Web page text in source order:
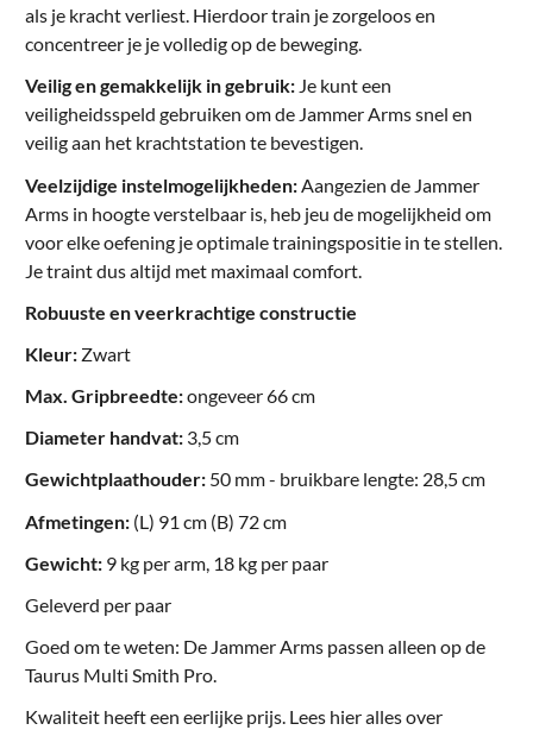
als je kracht verliest. Hierdoor train je zorgeloos en
concentreer je je volledig op de beweging.
Veilig en gemakkelijk in gebruik: Je kunt een
veiligheidsspeld gebruiken om de Jammer Arms snel en
veilig aan het krachtstation te bevestigen.
Veelzijdige instelmogelijkheden: Aangezien de Jammer
Arms in hoogte verstelbaar is, heb jeu de mogelijkheid om
voor elke oefening je optimale trainingspositie in te stellen.
Je traint dus altijd met maximaal comfort.
Robuuste en veerkrachtige constructie
Kleur:Zwart
Max. Gripbreedte:ongeveer 66 cm
Diameter handvat: 3,5 cm
Gewichtplaathouder: 50 mm - bruikbare lengte: 28,5 cm
Afmetingen: (L) 91 cm (B) 72 cm
Gewicht: 9 kg per arm, 18 kg per paar
Geleverd per paar
Goed om te weten: De Jammer Arms passen alleen op de
Taurus Multi Smith Pro.
Kwaliteit heeft een eerlijke prijs. Lees hier alles over